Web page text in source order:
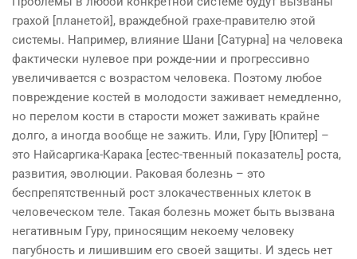
грахой [планетой], враждебной грахе-правителю этой
системы. Например, влияние Шани [Сатурна] на человека
фактически нулевое при рожде-нии и прогрессивно
увеличивается с возрастом человека. Поэтому любое
повреждение костей в молодости заживает немедленно,
но перелом кости в старости может заживать крайне
долго, а иногда вообще не зажить. Или, Гуру [Юпитер] –
это Найсаргика-Карака [естес-твенный показатель] роста,
развития, эволюции. Раковая болезнь – это
беспрепятственный рост злокачественных клеток в
человеческом теле. Такая болезнь может быть вызвана
негативным Гуру, приносящим некоему человеку
пагубность и лишившим его своей защиты. И здесь нет